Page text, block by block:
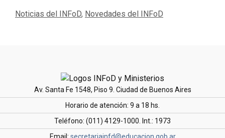
Categorías
Noticias del INFoD, Novedades del INFoD
Av. Santa Fe 1548, Piso 9. Ciudad de Buenos Aires
Horario de atención: 9 a 18 hs.
Teléfono: (011) 4129-1000. Int.: 1973
Email: secretariainfd@educacion.gob.ar